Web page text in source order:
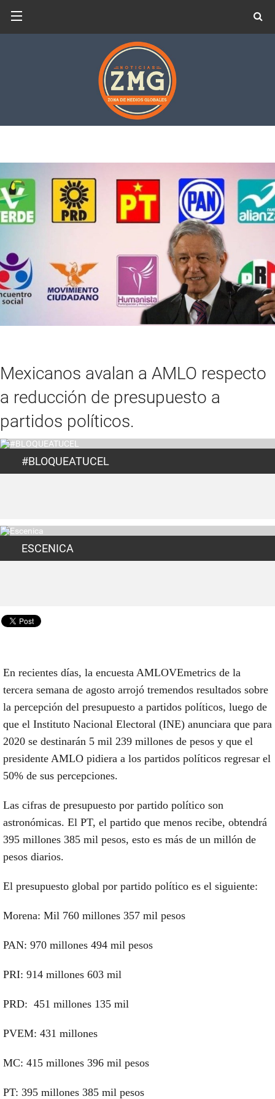
Mexicanos avalan a AMLO respecto
a reducción de presupuesto a
partidos políticos.
#BLOQUEATUCEL
ESCENICA
En recientes días, la encuesta AMLOVEmetrics de la
tercera semana de agosto arrojó tremendos resultados sobre
la percepción del presupuesto a partidos políticos, luego de
que el Instituto Nacional Electoral (INE) anunciara que para
2020 se destinarán 5 mil 239 millones de pesos y que el
presidente AMLO pidiera a los partidos políticos regresar el
50% de sus percepciones.
Las cifras de presupuesto por partido político son
astronómicas. El PT, el partido que menos recibe, obtendrá
395 millones 385 mil pesos, esto es más de un millón de
pesos diarios.
El presupuesto global por partido político es el siguiente:
Morena: Mil 760 millones 357 mil pesos
PAN: 970 millones 494 mil pesos
PRI: 914 millones 603 mil
PRD: 451 millones 135 mil
PVEM: 431 millones
MC: 415 millones 396 mil pesos
PT: 395 millones 385 mil pesos